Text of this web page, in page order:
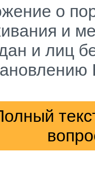
о
и
и лиц